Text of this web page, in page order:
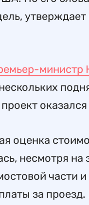
министр
проект
оценка
несмотря
части
за